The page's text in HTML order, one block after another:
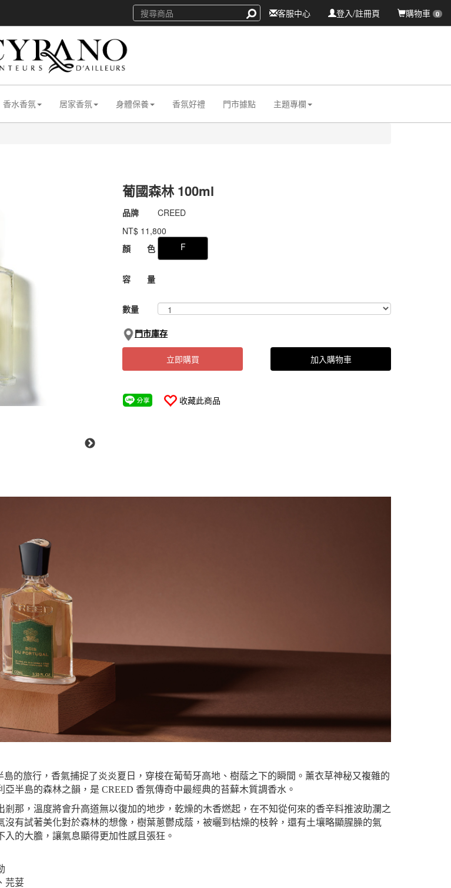
購物車 0
登入/註冊頁
客服中心
香水香氛 居家香氛 身體保養 香氛好禮 門市據點 主題專欄
葡國森林 100ml
商品代號 011dCR014
011dCR014
品牌
CREED
NT$ 11,800
GOODS000000000000005334268
顏 色 F
容 量
數量
門市庫存
立即購買 加入購物車
收藏此商品
島的旅行，香氣捕捉了炎炎夏日，穿梭在葡萄牙高地、樹蔭之下的瞬間。薰衣草神秘又複雜的
半島的森林之韻，是 CREED 香氛傳奇中最經典的苔蘚木質調香水。
那，溫度將會升高道無以復加的地步，乾燥的木香燃起，在不知從何來的香辛料推波助瀾之
有試著美化對於森林的想像，樹葉蔥鬱成蔭，被曬到枯燥的枝幹，還有土壤略顯腥臊的氣
的大膽，讓氣息顯得更加性感且張狂。
芫荽